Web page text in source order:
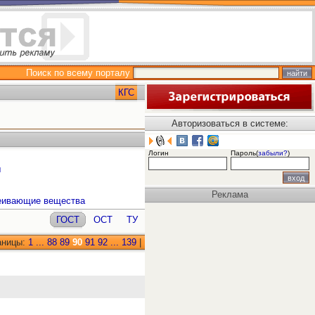
Поиск по всему порталу
КГС
вещества
ГОСТ ОСТ ТУ
1 ... 88 89 90 91 92 ... 139
Авторизоваться в системе:
Логин Пароль(забыли?)
Реклама